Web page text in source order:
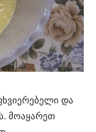
და
მოაყარეთ